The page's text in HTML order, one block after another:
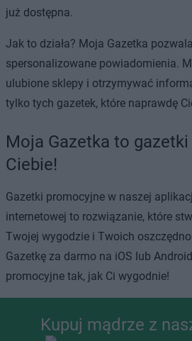
już dostępna.
Jak to działa? Moja Gazetka
spersonalizowane powiadomienia.
ulubione sklepy i otrzymywać
tylko tych gazetek, które naprawdę
Moja Gazetka to
Ciebie!
Gazetki promocyjne w naszej
internetowej to rozwiązanie, które
Twojej wygodzie i Twoich
Gazetkę za darmo na iOS lub
promocyjne tak, jak Ci wygodnie!
Kupuj mądrze z